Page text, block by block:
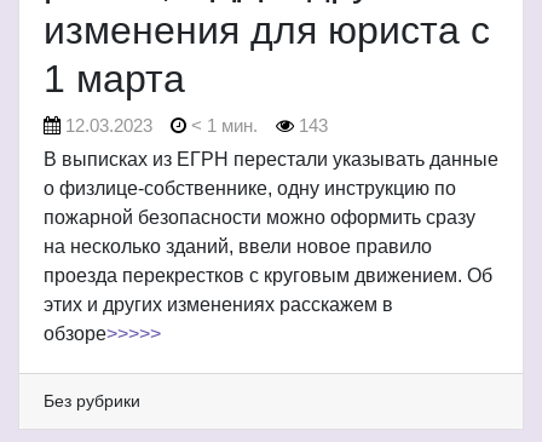
изменения для юриста с
1 марта
12.03.2023 < 1 мин.
143
В выписках из ЕГРН перестали указывать данные
о физлице-собственнике, одну инструкцию по
пожарной безопасности можно оформить сразу
на несколько зданий, ввели новое правило
проезда перекрестков с круговым движением. Об
этих и других изменениях расскажем в
обзоре>>>>>
Без рубрики